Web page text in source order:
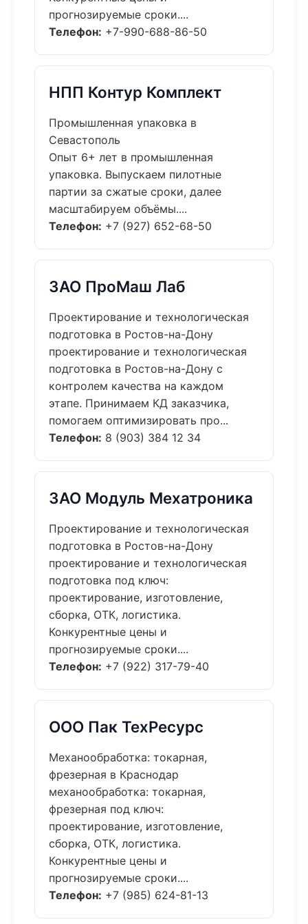
прогнозируемые сроки....
Телефон: +7-990-688-86-50
НПП Контур Комплект
Промышленная упаковка в
Севастополь
Опыт 6+ лет в промышленная
упаковка. Выпускаем пилотные
партии за сжатые сроки, далее
масштабируем объёмы....
Телефон: +7 (927) 652-68-50
ЗАО ПроМаш Лаб
Проектирование и технологическая
подготовка в Ростов-на-Дону
проектирование и технологическая
подготовка в Ростов-на-Дону с
контролем качества на каждом
этапе. Принимаем КД заказчика,
помогаем оптимизировать про...
Телефон: 8 (903) 384 12 34
ЗАО Модуль Мехатроника
Проектирование и технологическая
подготовка в Ростов-на-Дону
проектирование и технологическая
подготовка под ключ:
проектирование, изготовление,
сборка, ОТК, логистика.
Конкурентные цены и
прогнозируемые сроки....
Телефон: +7 (922) 317-79-40
ООО Пак ТехРесурс
Механообработка: токарная,
фрезерная в Краснодар
механообработка: токарная,
фрезерная под ключ:
проектирование, изготовление,
сборка, ОТК, логистика.
Конкурентные цены и
прогнозируемые сроки....
Телефон: +7 (985) 624-81-13